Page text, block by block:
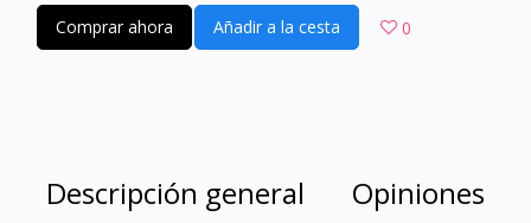
Comprar ahora Añadir a la cesta 0
Descripción general Opiniones